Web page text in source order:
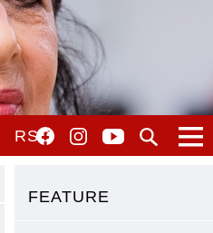
RSO
FEATURE